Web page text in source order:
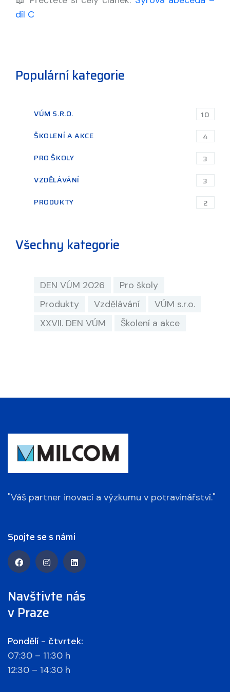
díl C
Populární kategorie
VÚM S.R.O.
10
ŠKOLENÍ A AKCE
4
PRO ŠKOLY
3
VZDĚLÁVÁNÍ
3
PRODUKTY
2
Všechny kategorie
DEN VÚM 2026
Pro školy
Produkty
Vzdělávání
VÚM s.r.o.
XXVII. DEN VÚM
Školení a akce
"Váš partner inovací a výzkumu v potravinářství."
Spojte se s námi
Navštivte nás
v Praze
Pondělí - čtvrtek:
07:30 – 11:30 h
12:30 – 14:30 h